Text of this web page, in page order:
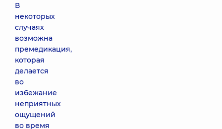
В
некоторых
случаях
возможна
премедикация,
которая
делается
во
избежание
неприятных
ощущений
во время